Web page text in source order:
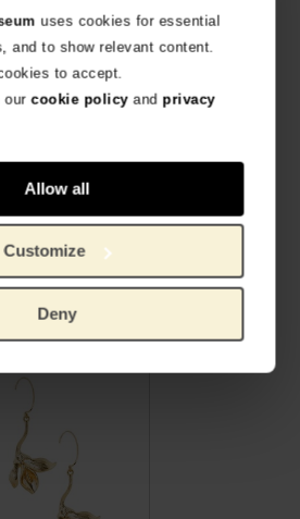
uses cookies for essential
and to show relevant content.
to accept.
ourcookie policyand privacy
Allow all
Customize
Deny
producten
Van Gogh Oorbellen met geel hangertje, door Ellen Beekmans
HANDGEMAAKT DUTCH DESIGN